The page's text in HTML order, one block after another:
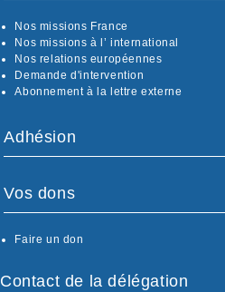
Nos missions France
Nos missions à l’ international
Nos relations européennes
Demande d'intervention
Abonnement à la lettre externe
Adhésion
Vos dons
Faire un don
Contact de la délégation